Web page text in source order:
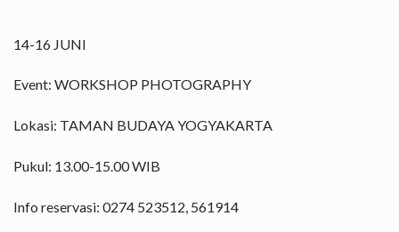
14-16 JUNI
Event: WORKSHOP PHOTOGRAPHY
Lokasi: TAMAN BUDAYA YOGYAKARTA
Pukul: 13.00-15.00 WIB
Info reservasi: 0274 523512, 561914